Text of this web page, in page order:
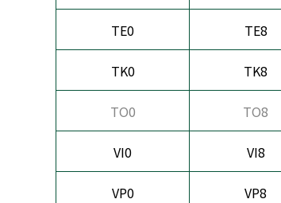
TE0 TE8
TK0 TK8
TO0 TO8
VI0 VI8
VP0 VP8